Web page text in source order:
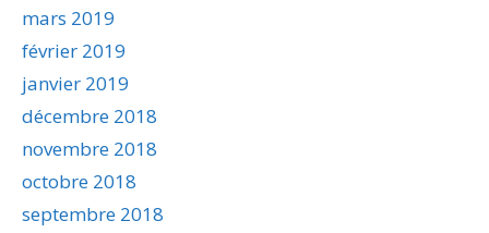
mars 2019
février 2019
janvier 2019
décembre 2018
novembre 2018
octobre 2018
septembre 2018